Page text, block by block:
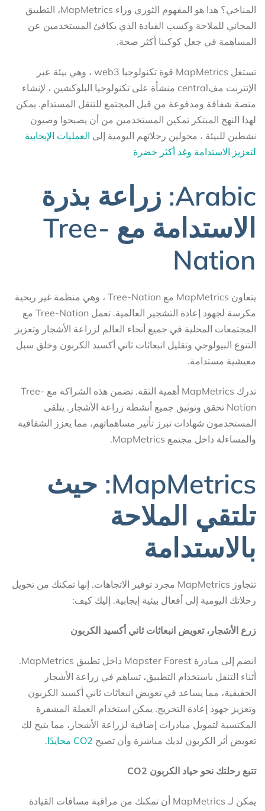
المناخي؟ هذا هو المفهوم الثوري وراء MapMetrics، التطبيق
المجاني للملاحة وكسب القيادة الذي يكافئ المستخدمين عن
المساهمة في جعل كوكبنا أكثر صحة.
تستغل MapMetrics قوة تكنولوجيا web3 ، وهي بيئة عبر
الإنترنت مفcentral منشأة على تكنولوجيا البلوكشين ، لإنشاء
منصة شفافة ومدفوعة من قبل المجتمع للتنقل المستدام. يمكن
لهذا النهج المبتكر تمكين المستخدمين من أن يصبحوا وصيون
نشطين للبيئة ، محولين رحلاتهم اليومية إلى العمليات الإيجابية
لتعزيز الاستدامة وغد أكثر خضرة
Arabic: زراعة بذرة
الاستدامة مع Tree-
Nation
يتعاون MapMetrics مع Tree-Nation ، وهي منظمة غير ربحية
مكرسة لجهود إعادة التشجير العالمية. تعمل Tree-Nation مع
المجتمعات المحلية في جميع أنحاء العالم لزراعة الأشجار وتعزيز
التنوع البيولوجي وتقليل انبعاثات ثاني أكسيد الكربون وخلق سبل
معيشية مستدامة.
تدرك MapMetrics أهمية الثقة. تضمن هذه الشراكة مع Tree-
Nation تحقق وتوثيق جميع أنشطة زراعة الأشجار. يتلقى
المستخدمون شهادات تبرز تأثير مساهماتهم، مما يعزز الشفافية
والمساءلة داخل مجتمع MapMetrics.
MapMetrics: حيث
تلتقي الملاحة
بالاستدامة
تتجاوز MapMetrics مجرد توفير الاتجاهات. إنها تمكنك من تحويل
رحلاتك اليومية إلى أفعال بيئية إيجابية. إليك كيف:
زرع الأشجار، تعويض انبعاثات ثاني أكسيد الكربون
انضم إلى مبادرة Mapster Forest داخل تطبيق MapMetrics.
أثناء التنقل باستخدام التطبيق، تساهم في زراعة الأشجار
الحقيقية، مما يساعد في تعويض انبعاثات ثاني أكسيد الكربون
وتعزيز جهود إعادة التحريج. يمكن استخدام العملة المشفرة
المكتسبة لتمويل مبادرات إضافية لزراعة الأشجار، مما يتيح لك
تعويض أثر الكربون لديك مباشرة وأن تصبح CO2 محايدًا .
تتبع رحلتك نحو حياد الكربون CO2
يمكن لـ MapMetrics أن تمكنك من مراقبة مسافات القيادة